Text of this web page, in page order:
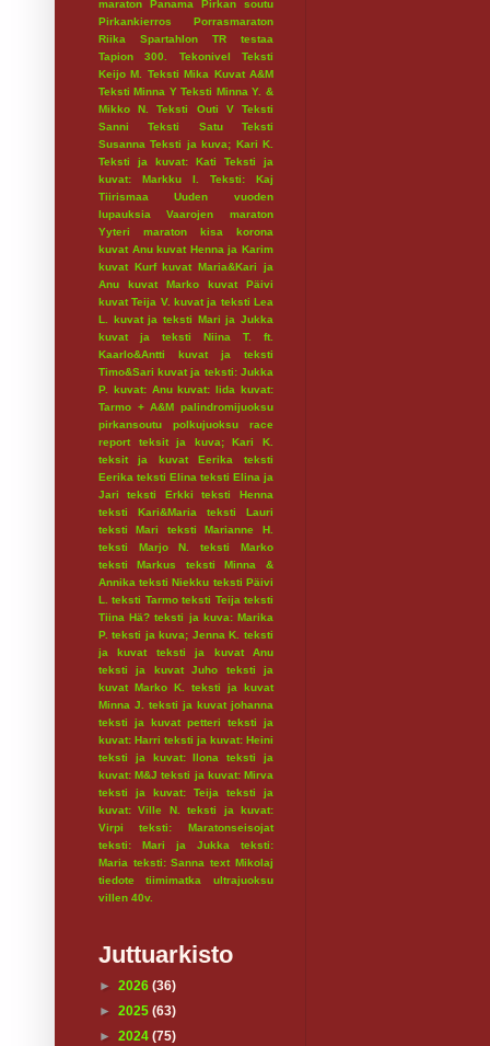
maraton Panama
Pirkan soutu
Pirkankierros
Porrasmaraton
Riika
Spartahlon
TR testaa
Tapion 300.
Tekonivel
Teksti
Keijo M.
Teksti Mika Kuvat A&M
Teksti Minna Y Teksti Minna Y. &
Mikko N.
Teksti Outi V
Teksti
Sanni
Teksti Satu
Teksti
Susanna Teksti ja kuva; Kari K.
Teksti ja kuvat: Kati
Teksti ja
kuvat: Markku I.
Teksti: Kaj
Tiirismaa
Uuden vuoden
lupauksia
Vaarojen maraton
Yyteri maraton
kisa
korona
kuvat Anu kuvat Henna ja Karim
kuvat Kurf kuvat Maria&Kari ja
Anu
kuvat Marko
kuvat Päivi
kuvat Teija V. kuvat ja teksti Lea
L.
kuvat ja teksti Mari ja Jukka
kuvat ja teksti Niina T. ft.
Kaarlo&Antti
kuvat ja teksti
Timo&Sari kuvat ja teksti: Jukka
P.
kuvat: Anu kuvat: Iida kuvat:
Tarmo + A&M palindromijuoksu
pirkansoutu
polkujuoksu
race
report
teksit ja kuva; Kari K.
teksit ja kuvat Eerika
teksti
Eerika teksti Elina teksti Elina ja
Jari
teksti Erkki
teksti Henna
teksti Kari&Maria
teksti Lauri
teksti Mari
teksti Marianne H.
teksti Marjo N.
teksti Marko
teksti Markus
teksti Minna &
Annika teksti Niekku teksti Päivi
L.
teksti Tarmo teksti Teija teksti
Tiina Hä? teksti ja kuva: Marika
P. teksti ja kuva; Jenna K.
teksti
ja kuvat
teksti ja kuvat Anu
teksti ja kuvat Juho
teksti ja
kuvat Marko K.
teksti ja kuvat
Minna J.
teksti ja kuvat johanna
teksti ja kuvat petteri
teksti ja
kuvat: Harri teksti ja kuvat: Heini
teksti ja kuvat: Ilona
teksti ja
kuvat: M&J teksti ja kuvat: Mirva
teksti ja kuvat: Teija
teksti ja
kuvat: Ville N.
teksti ja kuvat:
Virpi
teksti: Maratonseisojat
teksti: Mari ja Jukka
teksti:
Maria teksti: Sanna text Mikolaj
tiedote
tiimimatka
ultrajuoksu
villen 40v.
Juttuarkisto
► 2026 (36)
► 2025 (63)
► 2024 (75)